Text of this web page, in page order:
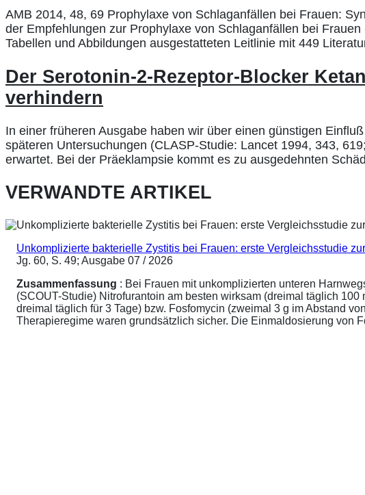
AMB 2014, 48, 69 Prophylaxe von Schlaganfällen bei Frauen:
der Empfehlungen zur Prophylaxe von Schlaganfällen bei
Tabellen und Abbildungen ausgestatteten Leitlinie mit 449
Der Serotonin-2-Rezeptor-Blocker
verhindern
In einer früheren Ausgabe haben wir über einen günstigen
späteren Untersuchungen (CLASP-Studie: Lancet 1994, 343,
erwartet. Bei der Präeklampsie kommt es zu ausgedehnten
VERWANDTE ARTIKEL
Unkomplizierte bakterielle Zystitis bei Frauen: erste Vergleichsstudie
Jg. 60, S. 49; Ausgabe 07 / 2026
Zusammenfassung : Bei Frauen mit unkomplizierten unteren
(SCOUT-Studie) Nitrofurantoin am besten wirksam (dreimal täglich
dreimal täglich für 3 Tage) bzw. Fosfomycin (zweimal 3 g im Abstand
Therapieregime waren grundsätzlich sicher. Die Einmaldosierung von